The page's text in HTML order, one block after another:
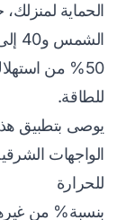
الحماية لمنزلك، حيث
50% من
للطاقة.
يوصى بتطبيق
الواجهات
للحرارة
بنسبة% من